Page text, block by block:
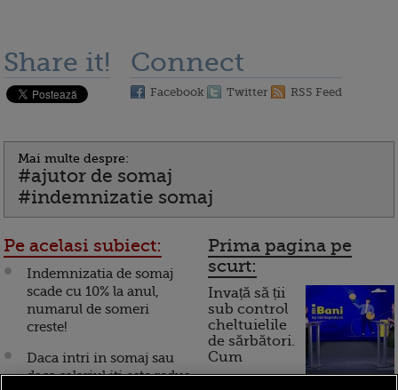
Share it! Connect
Facebook Twitter RSS Feed
Mai multe despre:
#ajutor de somaj
#indemnizatie somaj
Pe acelasi subiect:
Indemnizatia de somaj
scade cu 10% la anul,
numarul de someri
creste!
Daca intri in somaj sau
daca salariul iti este redus
Prima pagina pe
scurt:
Invață să ții
sub control
cheltuielile
de sărbători.
Cum